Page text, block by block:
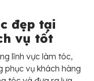
đẹp tại
vụ tốt
lĩnh vực làm tóc,
phục vụ khách hàng